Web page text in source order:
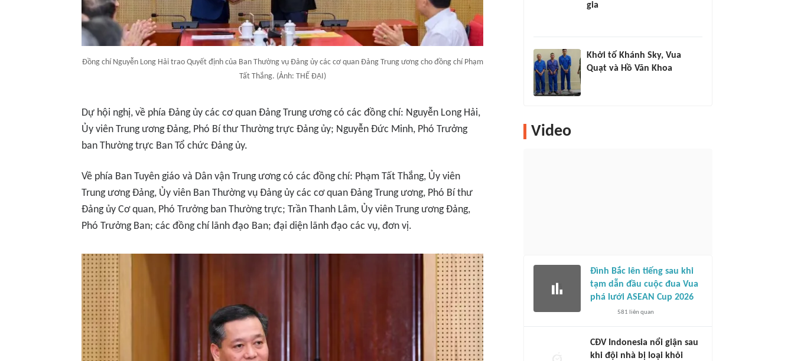
Đồng chí Nguyễn Long Hải trao Quyết định của Ban Thường vụ Đảng ủy các cơ quan Đảng Trung ương cho đồng chí Phạm
Tất Thắng. (Ảnh: THẾ ĐẠI)
Dự hội nghị, về phía Đảng ủy các cơ quan Đảng Trung ương có các đồng chí: Nguyễn Long Hải,
Ủy viên Trung ương Đảng, Phó Bí thư Thường trực Đảng ủy; Nguyễn Đức Minh, Phó Trưởng
ban Thường trực Ban Tổ chức Đảng ủy.
Về phía Ban Tuyên giáo và Dân vận Trung ương có các đồng chí: Phạm Tất Thắng, Ủy viên
Trung ương Đảng, Ủy viên Ban Thường vụ Đảng ủy các cơ quan Đảng Trung ương, Phó Bí thư
Đảng ủy Cơ quan, Phó Trưởng ban Thường trực; Trần Thanh Lâm, Ủy viên Trung ương Đảng,
Phó Trưởng Ban; các đồng chí lãnh đạo Ban; đại diện lãnh đạo các vụ, đơn vị.
gia
Khởi tố Khánh Sky, Vua
Quạt và Hồ Văn Khoa
Video
Đình Bắc lên tiếng sau khi
tạm dẫn đầu cuộc đua Vua
phá lưới ASEAN Cup 2026
581 liên quan
CĐV Indonesia nổi giận sau
khi đội nhà bị loại khỏi